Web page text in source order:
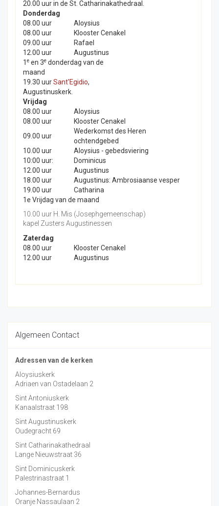
20.00 uur in de St. Catharinakathedraal.
Donderdag
08.00 uur
Aloysius
08.00 uur
Klooster Cenakel
09.00 uur
Rafael
12.00 uur
Augustinus
1 e en 3e donderdag van de
maand
19.30 uurSant'Egidio,
Augustinuskerk.
Vrijdag
08.00 uur
Aloysius
08.00 uur
Klooster Cenakel
09.00 uur
Wederkomst des Heren
ochtendgebed
10.00 uur
Aloysius - gebedsviering
10:00 uur:
Dominicus
12.00 uur
Augustinus
18.00 uur
Augustinus: Ambrosiaanse vesper
19.00 uur
Catharina
1e Vrijdag van de maand
10.00 uur H. Mis (Josephgemeenschap)
kapel Zusters Augustinessen
Zaterdag
08.00 uur
Klooster Cenakel
12.00 uur
Augustinus
Algemeen Contact
Adressen van de kerken
Aloysiuskerk
Adriaen van Ostadelaan 2
Sint Antoniuskerk
Kanaalstraat 198
Sint Augustinuskerk
Oudegracht 69
Sint Catharinakathedraal
Lange Nieuwstraat 36
Sint Dominicuskerk
Palestrinastraat 1
Johannes-Bernardus
Oranje Nassaulaan 2